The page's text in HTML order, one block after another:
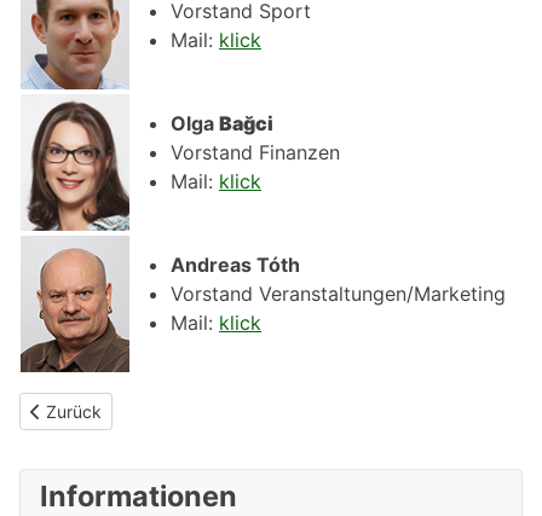
Informationen
Vorstand Sport
Mail: klick
Olga Bağci
Vorstand Finanzen
Mail: klick
Andreas Tóth
Vorstand Veranstaltungen/Marketing
Mail: klick
Vorheriger Beitrag: Über uns
Zurück